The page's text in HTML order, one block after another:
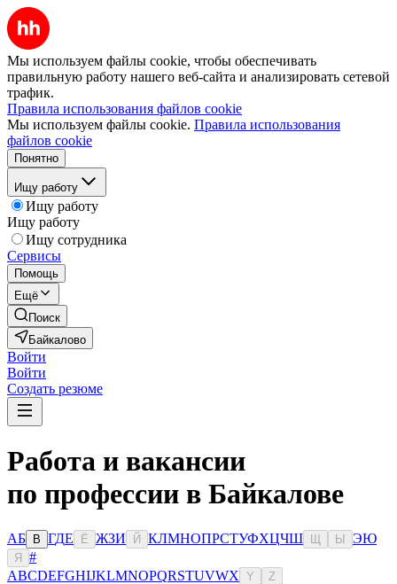
Мы используем файлы cookie, чтобы обеспечивать
правильную работу нашего веб-сайта и анализировать сетевой
трафик.
Правила использования файлов cookie
Мы используем файлы cookie. Правила использования
файлов cookie
Понятно
Ищу работу
Ищу работу
Ищу работу
Ищу сотрудника
Сервисы
Помощь
Ещё
Поиск
Байкалово
Войти
Войти
Создать резюме
Работа и вакансии
по профессии в Байкалове
АБ В ГДЕ Ё ЖЗИ Й КЛМНОПРСТУФХЦЧШ Ы ЭЮ
Я
#
ABCDEFGHIJKLMNOPQRSTUVWX Y Z